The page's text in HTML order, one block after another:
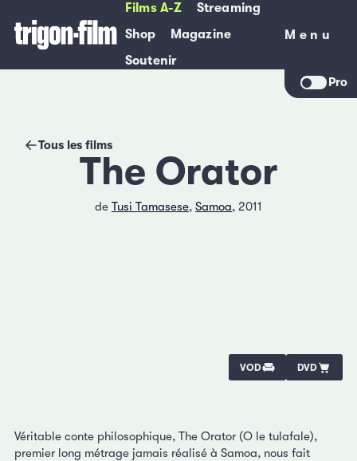
Films A-Z
Streaming
Shop
Magazine
Soutenir
Menu
Menu
Pro
Tous les films
The Orator
de Tusi Tamasese, Samoa, 2011
VOD DVD
Véritable conte philosophique, The Orator (O le tulafale),
premier long métrage jamais réalisé à Samoa, nous fait